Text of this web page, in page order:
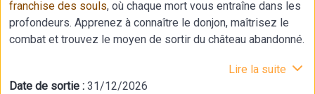
franchise des souls, où chaque mort vous entraîne dans les
profondeurs. Apprenez à connaître le donjon, maîtrisez le
combat et trouvez le moyen de sortir du château abandonné.
Lire la suite
Date de sortie : 31/12/2026